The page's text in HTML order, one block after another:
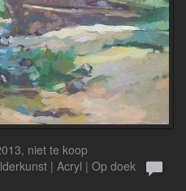
niet te koop
| Acryl | Op doek